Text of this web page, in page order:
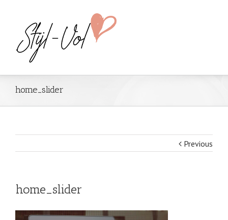
home_slider
Previous
home_slider